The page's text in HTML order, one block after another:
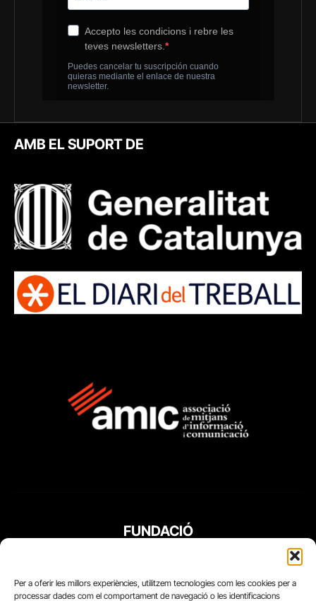
Per a oferir les millors experiències, utilitzem tecnologies com les cookies per a
processar dades com el comportament de navegació o les identificacions
AMB EL SUPORT DE
FUNDACIÓ